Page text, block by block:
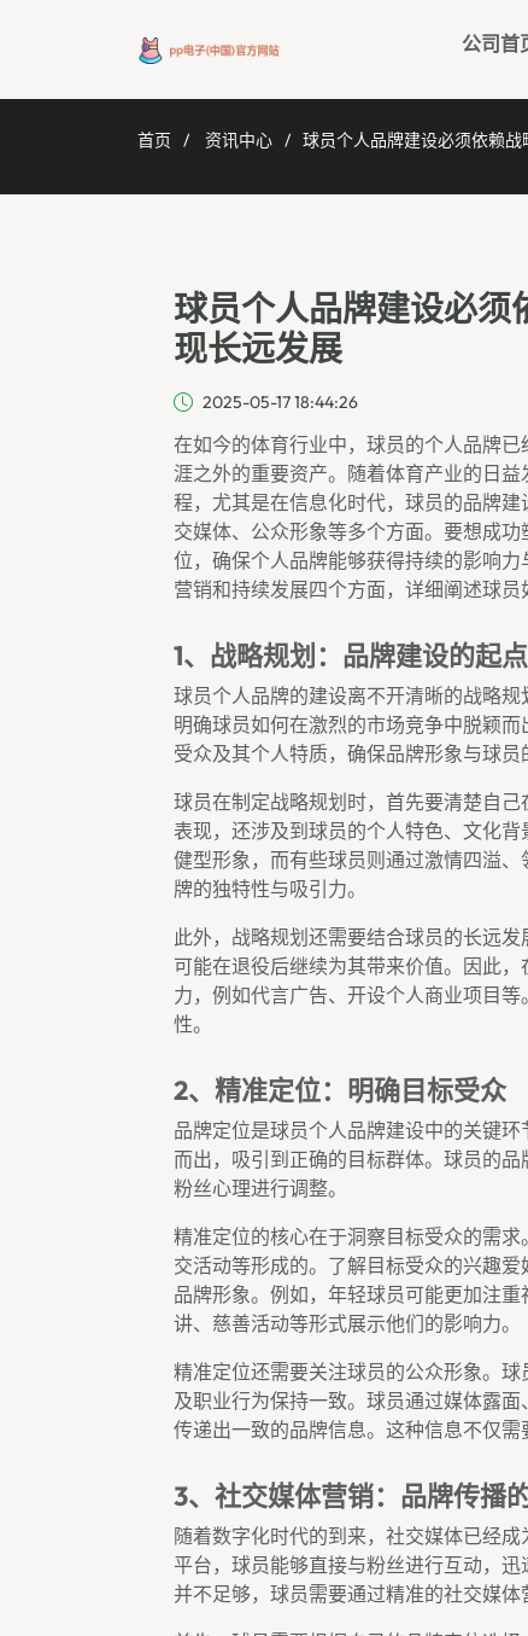
公司首
首页 资讯中心 球员个人品牌建设必须依赖
球员个人品牌建设必须
现长远发展
2025-05-17 18:44:26
在如今的体育行业中，球员的个人品牌
涯之外的重要资产。随着体育产业的日
程，尤其是在信息化时代，球员的品牌
交媒体、公众形象等多个方面。要想成
位，确保个人品牌能够获得持续的影响
营销和持续发展四个方面，详细阐述球员
1、战略规划：品牌建设的起点
球员个人品牌的建设离不开清晰的战略
明确球员如何在激烈的市场竞争中脱颖
受众及其个人特质，确保品牌形象与球员
球员在制定战略规划时，首先要清楚自
表现，还涉及到球员的个人特色、文化
健型形象，而有些球员则通过激情四溢
牌的独特性与吸引力。
此外，战略规划还需要结合球员的长远
可能在退役后继续为其带来价值。因此
力，例如代言广告、开设个人商业项目
性。
2、精准定位：明确目标受众
品牌定位是球员个人品牌建设中的关键
而出，吸引到正确的目标群体。球员的
粉丝心理进行调整。
精准定位的核心在于洞察目标受众的需
交活动等形成的。了解目标受众的兴趣
品牌形象。例如，年轻球员可能更加注
讲、慈善活动等形式展示他们的影响力。
精准定位还需要关注球员的公众形象。
及职业行为保持一致。球员通过媒体露
传递出一致的品牌信息。这种信息不仅需
3、社交媒体营销：品牌传播
随着数字化时代的到来，社交媒体已经
平台，球员能够直接与粉丝进行互动，
并不足够，球员需要通过精准的社交媒体